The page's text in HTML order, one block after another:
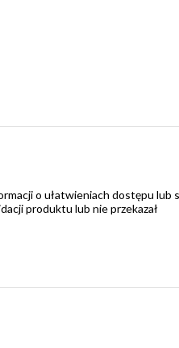
o ułatwieniach dostępu lub
produktu lub nie przekazał